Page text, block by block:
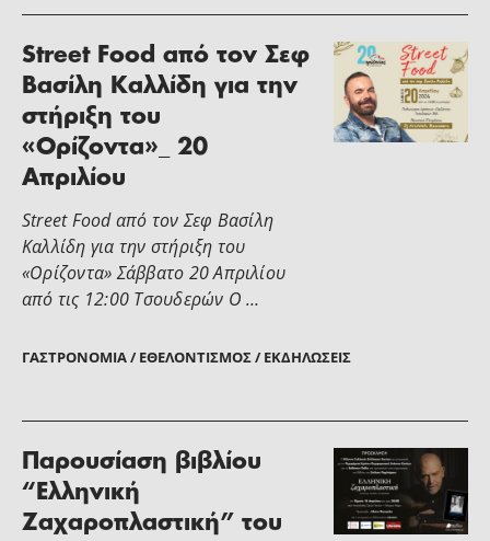
ΓΑΣΤΡΟΝΟΜΊΑ / ΕΘΕΛΟΝΤΙΣΜΌΣ / ΕΚΔΗΛΏΣΕΙΣ
Street Food από τον Σεφ
Βασίλη Καλλίδη για την
στήριξη του
«Ορίζοντα»_ 20
Απριλίου
Street Food από τον Σεφ Βασίλη
Καλλίδη για την στήριξη του
«Ορίζοντα» Σάββατο 20 Απριλίου
από τις 12:00 Τσουδερών Ο …
Παρουσίαση βιβλίου
“Ελληνική
Ζαχαροπλαστική” του